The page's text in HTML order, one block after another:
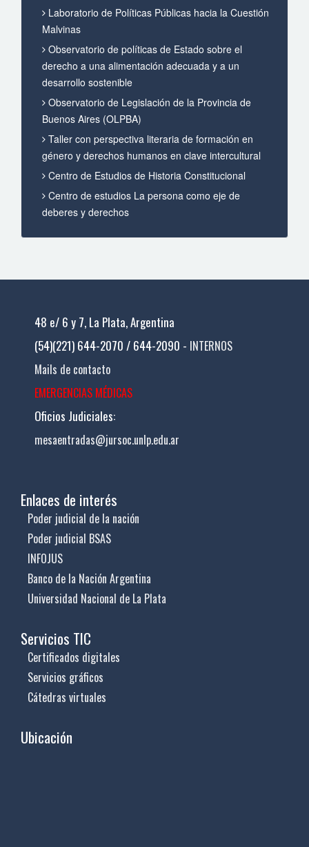
Laboratorio de Políticas Públicas hacia la Cuestión
Malvinas
Observatorio de políticas de Estado sobre el
derecho a una alimentación adecuada y a un
desarrollo sostenible
Observatorio de Legislación de la Provincia de
Buenos Aires (OLPBA)
Taller con perspectiva literaria de formación en
género y derechos humanos en clave intercultural
Centro de Estudios de Historia Constitucional
Centro de estudios La persona como eje de
deberes y derechos
48 e/ 6 y 7, La Plata, Argentina
(54)(221) 644-2070 / 644-2090 - INTERNOS
Mails de contacto
EMERGENCIAS MÉDICAS
Oficios Judiciales:
mesaentradas@jursoc.unlp.edu.ar
Enlaces de interés
Poder judicial de la nación
Poder judicial BSAS
INFOJUS
Banco de la Nación Argentina
Universidad Nacional de La Plata
Servicios TIC
Certificados digitales
Servicios gráficos
Cátedras virtuales
Ubicación